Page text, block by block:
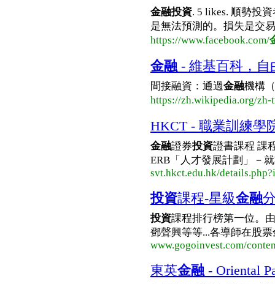
金融投資. 5 likes. 順勢投
是無法預測的。損失是交
https://www.facebook.com/
金融 - 維基百科，自
間接融資：通過金融機構
https://zh.wikipedia.org/zh-
HKCT - 職業訓練學
金融證券投資證書課程 課
ERB「人才發展計劃」－
svt.hkct.edu.hk/
投資課程-星級金融
投資課程排行榜第一位。
鄧聲興等等...各導師在股票
www.gogoinvest.com/
東英金融 - Oriental